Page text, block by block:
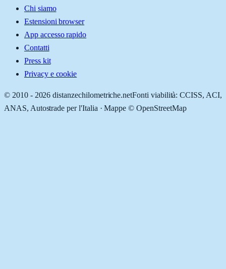
Chi siamo
Estensioni browser
App accesso rapido
Contatti
Press kit
Privacy e cookie
© 2010 - 2026 distanzechilometriche.netFonti viabilità: CCISS, ACI,
ANAS, Autostrade per l'Italia · Mappe © OpenStreetMap